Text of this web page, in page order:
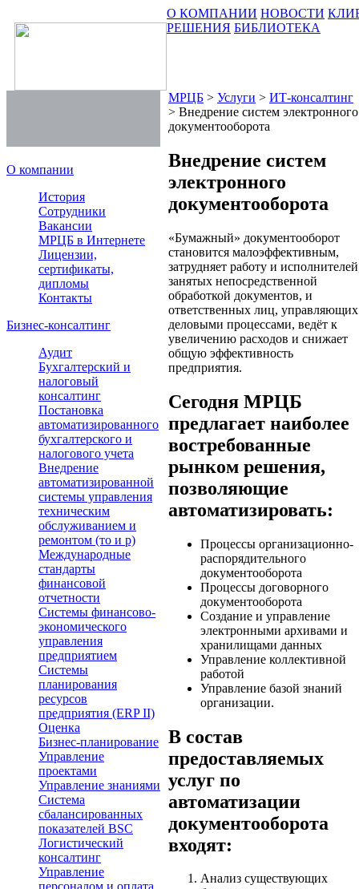
О КОМПАНИИ НОВОСТИ
РЕШЕНИЯ БИБЛИОТЕКА
О компании
История
Сотрудники
Вакансии
МРЦБ в Интернете
Лицензии,
сертификаты,
дипломы
Контакты
Бизнес-консалтинг
Аудит
Бухгалтерский и
налоговый
консалтинг
Постановка
автоматизированного
бухгалтерского и
налогового учета
Внедрение
автоматизированной
системы управления
техническим
обслуживанием и
ремонтом (то и р)
Международные
стандарты
финансовой
отчетности
Системы финансово-
экономического
управления
предприятием
Системы
планирования
ресурсов
предприятия (ERP II)
Оценка
Бизнес-планирование
Управление
проектами
Управление знаниями
Система
сбалансированных
показателей BSC
Логистический
консалтинг
Управление
персоналом и оплата
МРЦБ > Услуги > ИТ-консалтинг
> Внедрение систем электронного
документооборота
Внедрение систем
электронного
документооборота
«Бумажный» документооборот
становится малоэффективным,
затрудняет работу и
занятых непосредственной
обработкой документов, и
ответственных лиц, управляющих
деловыми процессами, ведёт к
увеличению расходов и снижает
общую эффективность
предприятия.
Сегодня МРЦБ
предлагает наиболее
востребованные
рынком решения,
позволяющие
автоматизировать:
Процессы организационно-
распорядительного
документооборота
Процессы договорного
документооборота
Создание и управление
электронными архивами и
хранилищами данных
Управление коллективной
работой
Управление базой знаний
организации.
В состав
предоставляемых
услуг по
автоматизации
документооборота
входят:
Анализ существующих